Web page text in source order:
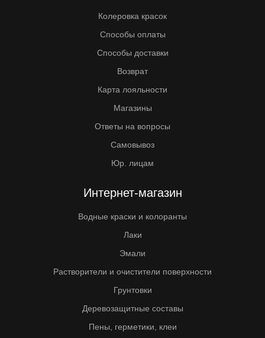
Колеровка красок
Способы оплаты
Способы доставки
Возврат
Карта лояльности
Магазины
Ответы на вопросы
Самовывоз
Юр. лицам
Интернет-магазин
Водные краски и колоранты
Лаки
Эмали
Растворители и очистители поверхности
Грунтовки
Деревозащитные составы
Пены, герметики, клеи